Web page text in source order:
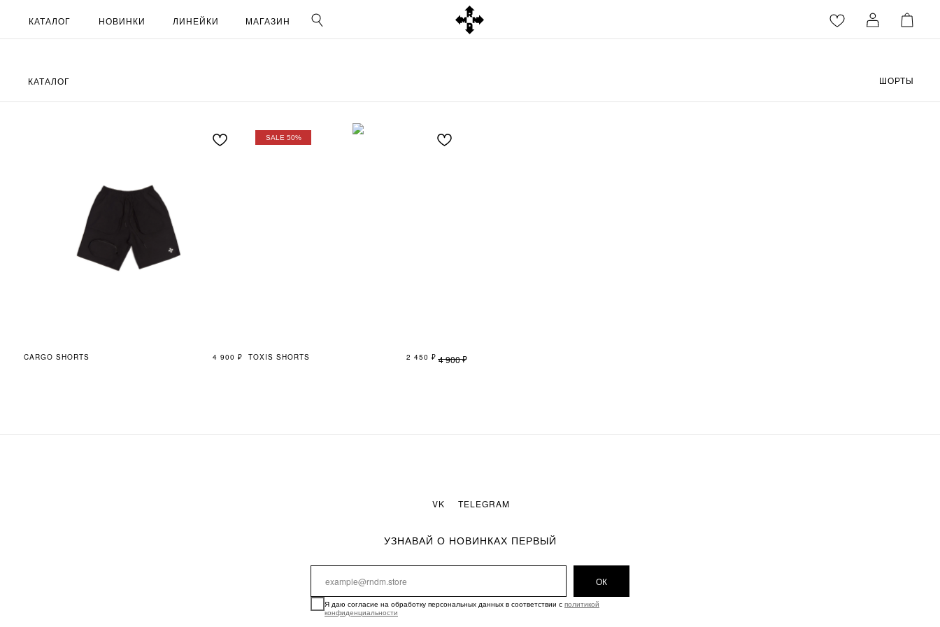
НОВИНКИ ЛИНЕЙКИ МАГАЗИН
КАТАЛОГ
КАТАЛОГ ШОРТЫ
CARGO SHORTS 4 900 ₽
SALE 50%
TOXIS SHORTS 2 450 ₽ 4 900₽
Я даю согласие на обработку персональных данных в соответствии с политикой
конфиденциальности
ОК
УЗНАВАЙ О НОВИНКАХ ПЕРВЫЙ
VK TELEGRAM